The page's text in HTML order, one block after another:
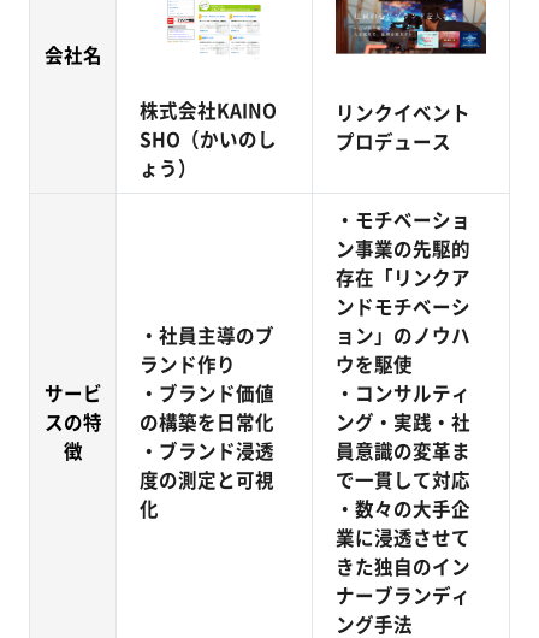
会社名
株式会社KAINO
SHO（かいのし
ょう）
リンクイベント
プロデュース
サービ
スの特
徴
・社員主導のブ
ランド作り
・ブランド価値
の構築を日常化
・ブランド浸透
度の測定と可視
化
・モチベーショ
ン事業の先駆的
存在「リンクア
ンドモチベーシ
ョン」のノウハ
ウを駆使
・コンサルティ
ング・実践・社
員意識の変革ま
で一貫して対応
・数々の大手企
業に浸透させて
きた独自のイン
ナーブランディ
ング手法